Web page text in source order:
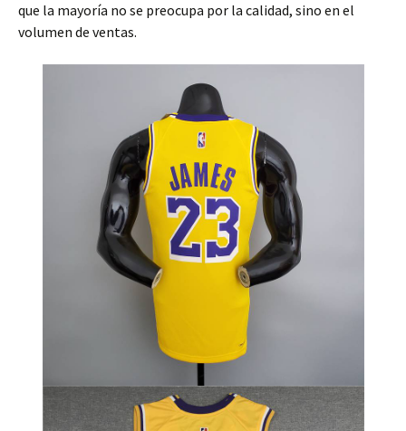
que la mayoría no se preocupa por la calidad, sino en el
volumen de ventas.